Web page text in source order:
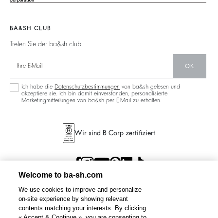
Nachhaltige Sammlung
BA&SH CLUB
Treten Sie der ba&sh club
OK
Ich habe die Datenschutzbestimmungen von ba&sh gelesen und
akzeptiere sie. Ich bin damit einverstanden, personalisierte
Marketingmitteilungen von ba&sh per E-Mail zu erhalten.
Wir sind B Corp zertifiziert
Welcome to ba-sh.com
We use cookies to improve and personalize
on-site experience by showing relevant
contents matching your interests. By clicking